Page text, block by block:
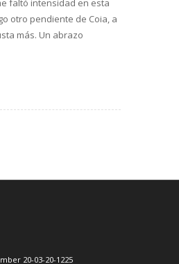
faltó intensidad en esta
otro pendiente de Coia, a
más. Un abrazo
20-03-20-1225